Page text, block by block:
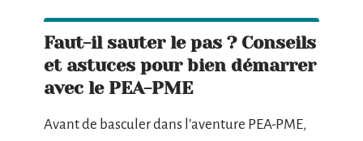
Faut-il sauter le pas ? Conseils
et astuces pour bien démarrer
avec le PEA-PME
Avant de basculer dans l’aventure PEA-PME,